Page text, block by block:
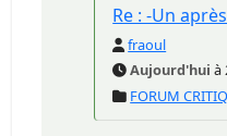
Re : -Un
fraoul
Aujourd'hui à
FORUM